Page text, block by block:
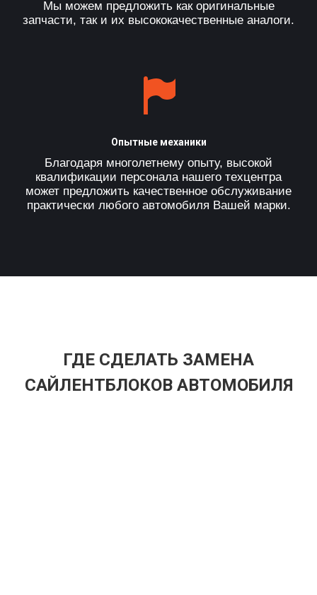
Мы можем предложить как оригинальные
запчасти, так и их высококачественные аналоги.
Опытные механики
Благодаря многолетнему опыту, высокой
квалификации персонала нашего техцентра
может предложить качественное обслуживание
практически любого автомобиля Вашей марки.
ГДЕ СДЕЛАТЬ ЗАМЕНА
САЙЛЕНТБЛОКОВ АВТОМОБИЛЯ